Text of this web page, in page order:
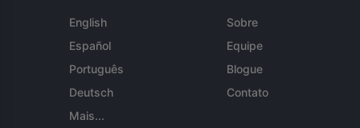
English
Español
Português
Deutsch
Mais...
Sobre
Equipe
Blogue
Contato